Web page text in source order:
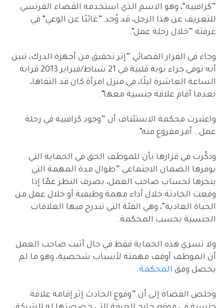
”كزافييه“، وهو الاسم الذي استخدمه القضاء الفرنسي
للتعريف عن هذا الرجل، قد وُجد ”غائبًا عن الوعي“ في
غرفته ”خلال رحلة عمل“.
وجاء في القرار القضائي ”إثر تحقيق من أجهزة الدرك، تبين
أنه توفي جراء نوبة قلبية في 21 شباط/فبراير 2013 قرابة
الساعة العاشرة ليلًا، في منزل امرأة كان قد التقاها،
بعدما أقام علاقة جنسية معها“.
واعتبرت محكمة الاستئناف أن ”وجود كزافييه في رحلة
عمل… أمر مفروغ منه“.
وذكّرت في قرارها بأن للموظف الحق في الحماية التي
يوفرها الضمان الاجتماعي ”طوال مدة المهمة التي
ينجزها لحساب صاحب العمل، بصرف النظر عمّا إذا
وقعت الحادثة خلال أداء مهمة وظيفية أو خلال عمل من
الحياة العادية“، وهي الفئة التي تندرج فيها العلاقات
الجنسية بحسب المحكمة.
ولا تسري هذه الحماية فقط في حال أثبت صاحب العمل
أن الموظف أوقف مهمته لأسباب شخصية، وهو ما لم
يحصل وفق المحكمة.
وخلص القضاة إلى أن ”وقوع الحادث إثر إقامة علاقة